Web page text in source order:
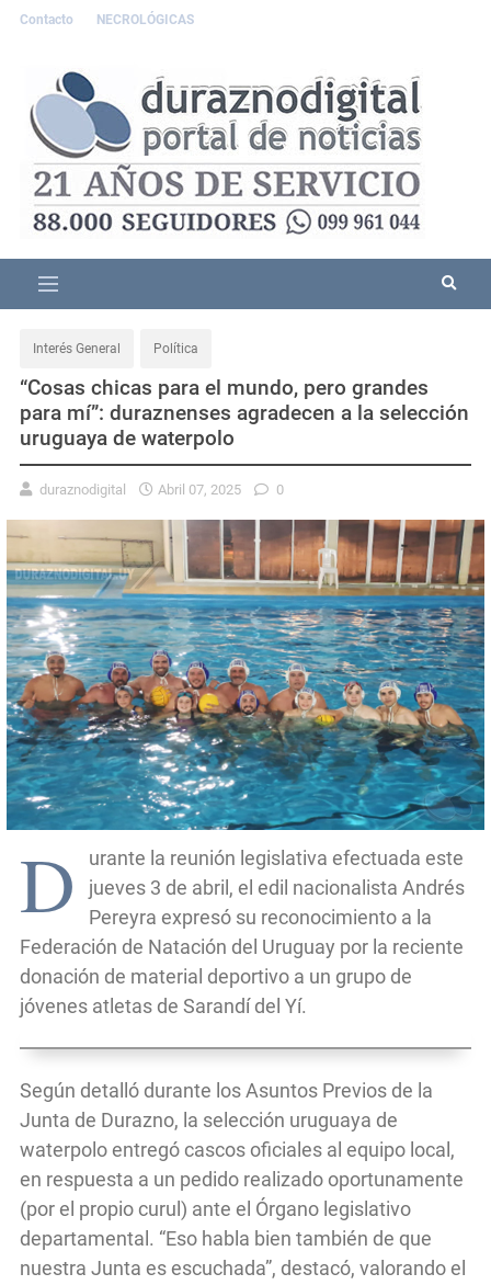
Contacto NECROLÓGICAS
Interés General Política
“Cosas chicas para el mundo, pero grandes
para mí”: duraznenses agradecen a la selección
uruguaya de waterpolo
duraznodigital Abril 07, 2025 0
D
urante la reunión legislativa efectuada este
jueves 3 de abril, el edil nacionalista Andrés
Pereyra expresó su reconocimiento a la
Federación de Natación del Uruguay por la reciente
donación de material deportivo a un grupo de
jóvenes atletas de Sarandí del Yí.
Según detalló durante los Asuntos Previos de la
Junta de Durazno, la selección uruguaya de
waterpolo entregó cascos oficiales al equipo local,
en respuesta a un pedido realizado oportunamente
(por el propio curul) ante el Órgano legislativo
departamental. “Eso habla bien también de que
nuestra Junta es escuchada”, destacó, valorando el